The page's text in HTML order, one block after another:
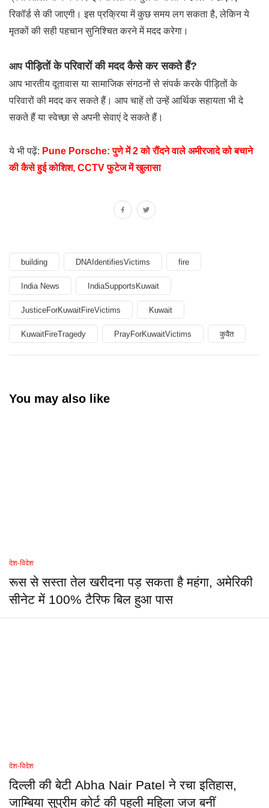
रिकॉर्ड से की जाएगी। इस प्रक्रिया में कुछ समय लग सकता है, लेकिन ये
मृतकों की सही पहचान सुनिश्चित करने में मदद करेगा।
आपपीड़ितों के परिवारों की मदद कैसे कर सकते हैं?
आप भारतीय दूतावास या सामाजिक संगठनों से संपर्क करके पीड़ितों के
परिवारों की मदद कर सकते हैं। आप चाहें तो उन्हें आर्थिक सहायता भी दे
सकते हैं या स्वेच्छा से अपनी सेवाएं दे सकते हैं।
ये भी पढ़ें: Pune Porsche: पुणे में 2 को रौंदने वाले अमीरजादे को बचाने
की कैसे हुई कोशिश, CCTV फुटेज में खुलासा
building DNAIdentifiesVictims fire
India News IndiaSupportsKuwait
JusticeForKuwaitFireVictims Kuwait
KuwaitFireTragedy PrayForKuwaitVictims कुवैत
You may also like
देश-विदेश
रूस से सस्ता तेल खरीदना पड़ सकता है महंगा, अमेरिकी
सीनेट में 100% टैरिफ बिल हुआ पास
देश-विदेश
दिल्ली की बेटी Abha Nair Patel ने रचा इतिहास,
जाम्बिया सुप्रीम कोर्ट की पहली महिला जज बनीं